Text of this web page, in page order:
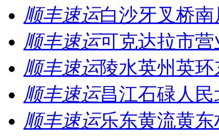
顺丰速运白沙牙叉桥
顺丰速运可克达拉市营
顺丰速运陵水英州英
顺丰速运昌江石碌人
顺丰速运乐东黄流黄